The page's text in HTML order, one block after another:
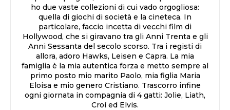
ho due vaste collezioni di cui vado orgogliosa:
quella di giochi di società e la cineteca. In
particolare, faccio incetta di vecchi film di
Hollywood, che si giravano tra gli Anni Trenta e gli
Anni Sessanta del secolo scorso. Tra i registi di
allora, adoro Hawks, Leisen e Capra. La mia
famiglia è la mia autentica forza e metto sempre al
primo posto mio marito Paolo, mia figlia Maria
Eloisa e mio genero Cristiano. Trascorro infine
ogni giornata in compagnia di 4 gatti: Jolie, Liath,
Croí ed Elvis.